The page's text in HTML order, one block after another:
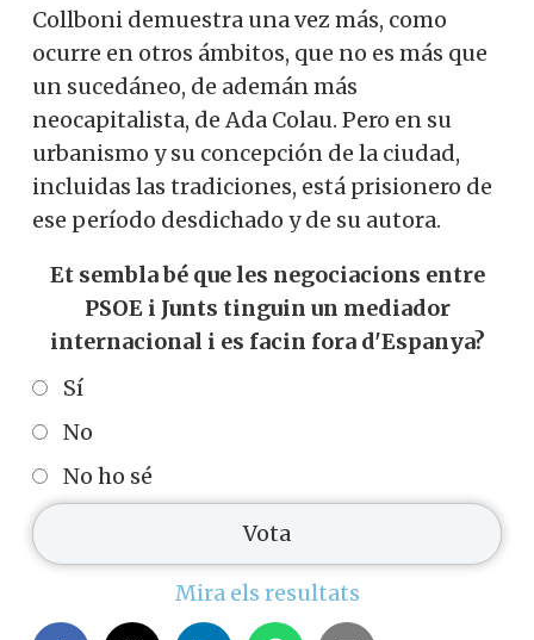
Collboni demuestra una vez más, como
ocurre en otros ámbitos, que no es más que
un sucedáneo, de ademán más
neocapitalista, de Ada Colau. Pero en su
urbanismo y su concepción de la ciudad,
incluidas las tradiciones, está prisionero de
ese período desdichado y de su autora.
Et sembla bé que les negociacions entre
PSOE i Junts tinguin un mediador
internacional i es facin fora d'Espanya?
Sí
No
No ho sé
Mira els resultats